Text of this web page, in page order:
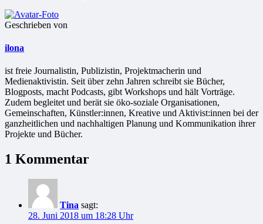
Geschrieben von
ilona
ist freie Jour­na­lis­tin, Publizistin, Projekt­ma­che­rin und
Medienaktivistin. Seit über zehn Jahren schreibt sie Bücher,
Blogposts, macht Podcasts, gibt Workshops und hält Vorträge.
Zudem begleitet und berät sie öko-soziale Organisationen,
Gemeinschaften, Künstler:innen, Kreative und Aktivist:innen bei der
ganzheitlichen und nachhaltigen Planung und Kommunikation ihrer
Projekte und Bücher.
1 Kommentar
Tina sagt:
28. Juni 2018 um 18:28 Uhr